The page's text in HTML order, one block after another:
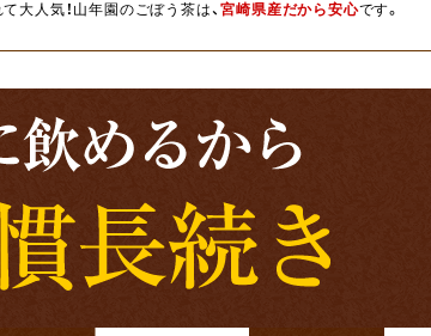
大人気！山年園のごぼう茶は、宮崎県産だから安心です。